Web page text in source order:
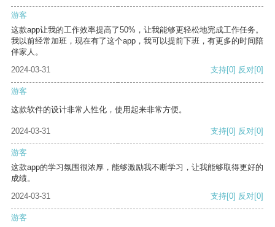
游客
这款app让我的工作效率提高了50%，让我能够更轻松地完成工作任务。
我以前经常加班，现在有了这个app，我可以提前下班，有更多的时间陪
伴家人。
2024-03-31
支持[0] 反对[0]
游客
这款软件的设计非常人性化，使用起来非常方便。
2024-03-31 支持[0] 反对[0]
游客
这款app的学习氛围很浓厚，能够激励我不断学习，让我能够取得更好的
成绩。
2024-03-31
支持[0] 反对[0]
游客